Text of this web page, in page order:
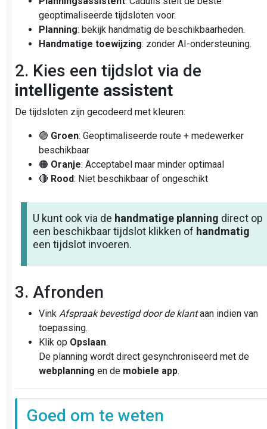
geoptimaliseerde tijdsloten voor.
Planning: bekijk handmatig de beschikbaarheden.
Handmatige toewijzing: zonder AI-ondersteuning.
2. Kies een tijdslot via de
intelligente assistent
De tijdsloten zijn gecodeerd met kleuren:
🟢 Groen: Geoptimaliseerde route + medewerker
beschikbaar
🟠 Oranje: Acceptabel maar minder optimaal
🔴 Rood: Niet beschikbaar of ongeschikt
U kunt ook via de handmatige planning direct op
een beschikbaar tijdslot klikken of handmatig
een tijdslot invoeren.
3. Afronden
VinkAfspraak bevestigd door de klantaan indien van
toepassing.
Klik op Opslaan.
De planning wordt direct gesynchroniseerd met de
webplanning en de mobiele app.
Goed om te weten